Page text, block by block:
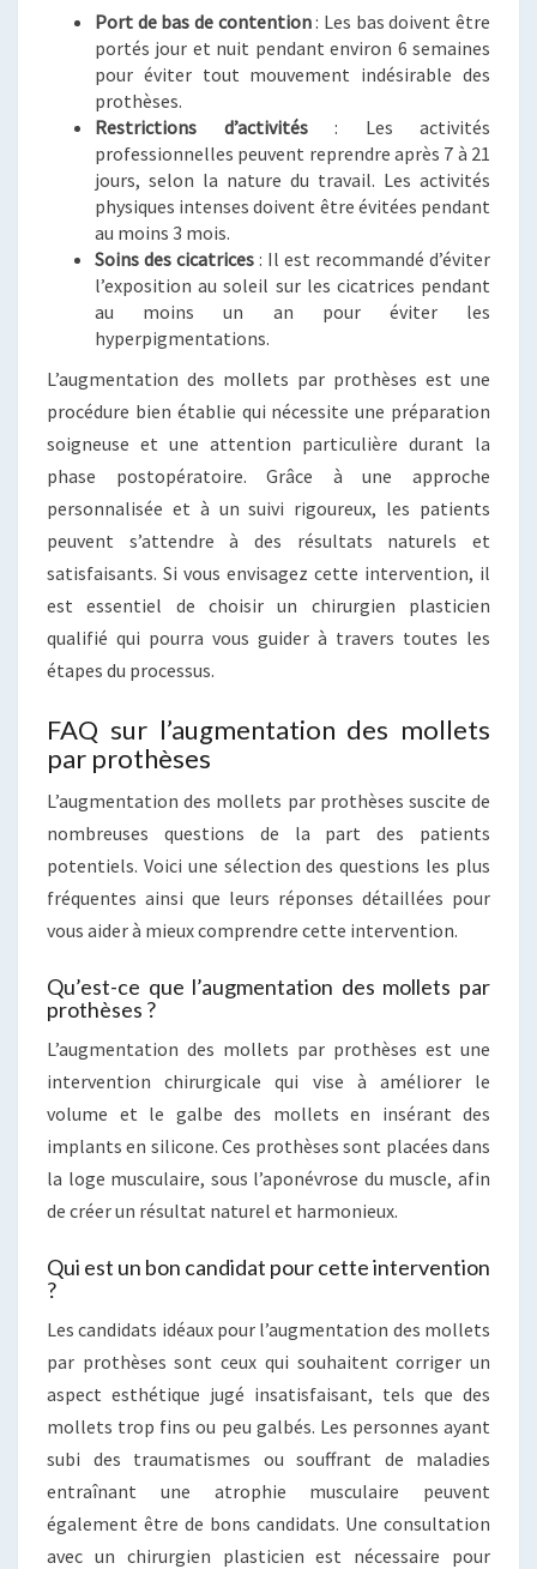
Port de bas de contention: Les bas doivent être
portés jour et nuit pendant environ 6 semaines
pour éviter tout mouvement indésirable des
prothèses.
Restrictions d’activités: Les activités
professionnelles peuvent reprendre après 7 à 21
jours, selon la nature du travail. Les activités
physiques intenses doivent être évitées pendant
au moins 3 mois.
Soins des cicatrices : Il est recommandé d’éviter
l’exposition au soleil sur les cicatrices pendant
au moins un an pour éviter les
hyperpigmentations.
L’augmentation des mollets par prothèses est une
procédure bien établie qui nécessite une préparation
soigneuse et une attention particulière durant la
phase postopératoire. Grâce à une approche
personnalisée et à un suivi rigoureux, les patients
peuvent s’attendre à des résultats naturels et
satisfaisants. Si vous envisagez cette intervention, il
est essentiel de choisir un chirurgien plasticien
qualifié qui pourra vous guider à travers toutes les
étapes du processus.
FAQ sur l’augmentation des mollets
par prothèses
L’augmentation des mollets par prothèses suscite de
nombreuses questions de la part des patients
potentiels. Voici une sélection des questions les plus
fréquentes ainsi que leurs réponses détaillées pour
vous aider à mieux comprendre cette intervention.
Qu’est-ce que l’augmentation des mollets par
prothèses ?
L’augmentation des mollets par prothèses est une
intervention chirurgicale qui vise à améliorer le
volume et le galbe des mollets en insérant des
implants en silicone. Ces prothèses sont placées dans
la loge musculaire, sous l’aponévrose du muscle, afin
de créer un résultat naturel et harmonieux.
Qui est un bon candidat pour cette intervention
?
Les candidats idéaux pour l’augmentation des mollets
par prothèses sont ceux qui souhaitent corriger un
aspect esthétique jugé insatisfaisant, tels que des
mollets trop fins ou peu galbés. Les personnes ayant
subi des traumatismes ou souffrant de maladies
entraînant une atrophie musculaire peuvent
également être de bons candidats. Une consultation
avec un chirurgien plasticien est nécessaire pour